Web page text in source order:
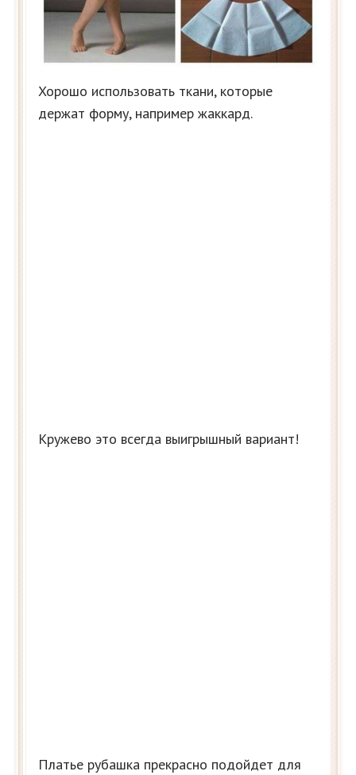
Хорошо использовать ткани, которые
держат форму, например жаккард.
Кружево это всегда выигрышный вариант!
Платье рубашка прекрасно подойдет для